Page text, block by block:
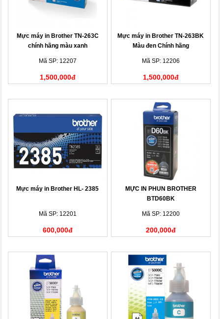
Mực máy in Brother TN-263C
chính hãng màu xanh
Mã SP: 12207
1,500,000đ
Mực máy in Brother TN-263BK
Màu đen Chính hãng
Mã SP: 12206
1,500,000đ
Mực máy in Brother HL- 2385
Mã SP: 12201
600,000đ
MỰC IN PHUN BROTHER
BTD60BK
Mã SP: 12200
200,000đ